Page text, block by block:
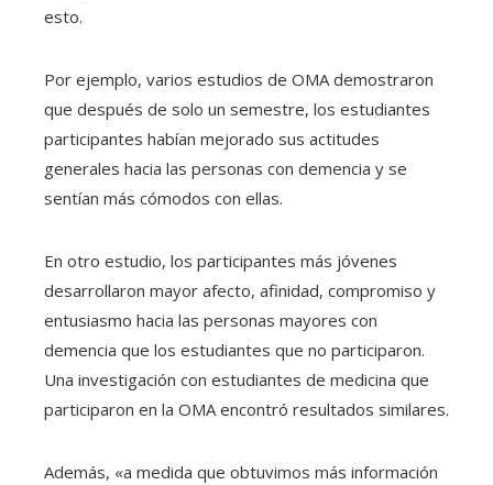
esto.
Por ejemplo, varios estudios de OMA demostraron
que después de solo un semestre, los estudiantes
participantes habían mejorado sus actitudes
generales hacia las personas con demencia y se
sentían más cómodos con ellas.
En otro estudio, los participantes más jóvenes
desarrollaron mayor afecto, afinidad, compromiso y
entusiasmo hacia las personas mayores con
demencia que los estudiantes que no participaron.
Una investigación con estudiantes de medicina que
participaron en la OMA encontró resultados similares.
Además, «a medida que obtuvimos más información